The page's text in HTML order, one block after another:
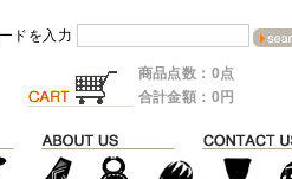
ドを入力
商品点数：0点
合計金額：0円